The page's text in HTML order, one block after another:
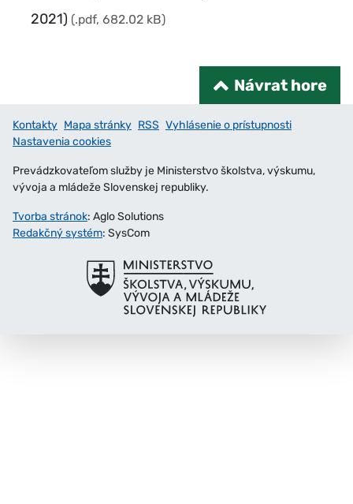
2021) (.pdf, 682.02 kB)
Návrat hore
Kontakty Mapa stránky RSS Vyhlásenie o prístupnosti
Nastavenia cookies
Prevádzkovateľom služby je Ministerstvo školstva, výskumu,
vývoja a mládeže Slovenskej republiky.
Tvorba stránok: Aglo Solutions
Redakčný systém: SysCom